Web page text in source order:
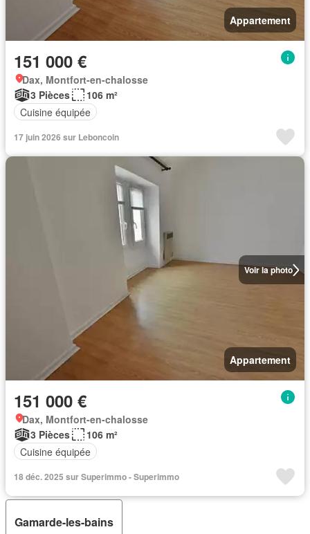
Appartement
151 000 €
Dax, Montfort-en-chalosse
3 Pièces
106 m²
Cuisine équipée
17 juin 2026 sur Leboncoin
Voir la photo
Appartement
151 000 €
Dax, Montfort-en-chalosse
3 Pièces
106 m²
Cuisine équipée
18 déc. 2025 sur Superimmo - Superimmo
Gamarde-les-bains